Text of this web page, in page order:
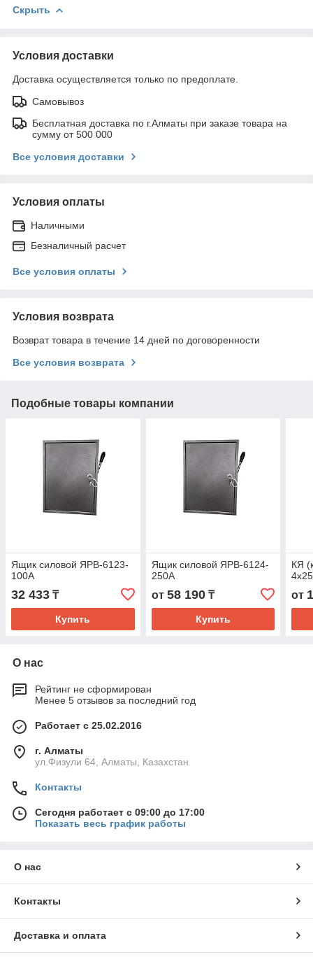
Скрыть
Условия доставки
Доставка осуществляется только по предоплате.
Самовывоз
Бесплатная доставка по г.Алматы при заказе товара на
сумму от 500 000
Все условия доставки
Условия оплаты
Наличными
Безналичный расчет
Все условия оплаты
Условия возврата
Возврат товара в течение 14 дней по договоренности
Все условия возврата
Подобные товары компании
Ящик силовой ЯРВ-6123-
100А
32 433 ₸
Купить
Ящик силовой ЯРВ-6124-
250А
от 58 190₸
Купить
КЯ
от
О нас
Рейтинг не сформирован
Менее 5 отзывов за последний год
Работает с 25.02.2016
г. Алматы
ул.Физули 64, Алматы, Казахстан
Контакты
Сегодня работает с 09:00 до 17:00
Показать весь график работы
О нас
Контакты
Доставка и оплата